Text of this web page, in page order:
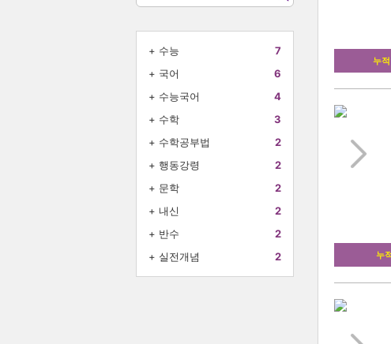
+ 수능
7
+ 국어
6
+ 수능국어
4
+ 수학
3
+ 수학공부법
2
+ 행동강령
2
+ 문학
2
+ 내신
2
+ 반수
2
+ 실전개념 2
누
누